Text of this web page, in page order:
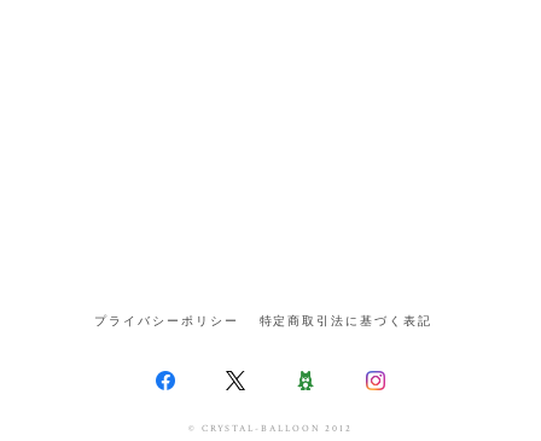
プライバシーポリシー 特定商取引法に基づく表記
© CRYSTAL-BALLOON 2012